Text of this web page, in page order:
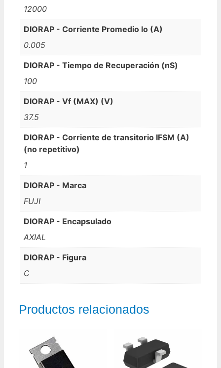
12000
DIORAP - Corriente Promedio Io (A)
0.005
DIORAP - Tiempo de Recuperación (nS)
100
DIORAP - Vf (MAX) (V)
37.5
DIORAP - Corriente de transitorio IFSM (A)
(no repetitivo)
1
DIORAP - Marca
FUJI
DIORAP - Encapsulado
AXIAL
DIORAP - Figura
C
Productos relacionados